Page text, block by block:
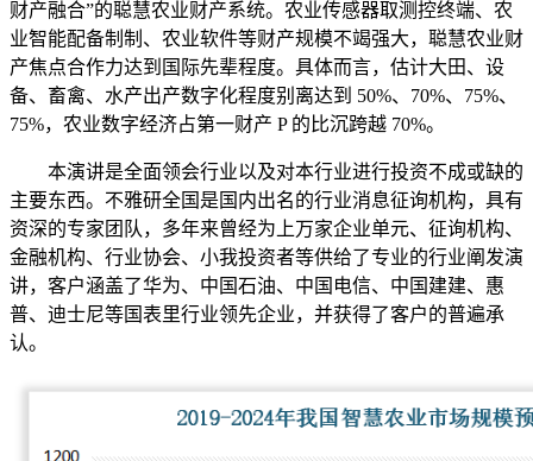
财产融合”的聪慧农业财产系统。农业传感器取测控终端、农
业智能配备制制、农业软件等财产规模不竭强大，聪慧农业财
产焦点合作力达到国际先辈程度。具体而言，估计大田、设
备、畜禽、水产出产数字化程度别离达到 50%、70%、75%、
75%，农业数字经济占第一财产 P 的比沉跨越 70%。
本演讲是全面领会行业以及对本行业进行投资不成或缺的
主要东西。不雅研全国是国内出名的行业消息征询机构，具有
资深的专家团队，多年来曾经为上万家企业单元、征询机构、
金融机构、行业协会、小我投资者等供给了专业的行业阐发演
讲，客户涵盖了华为、中国石油、中国电信、中国建建、惠
普、迪士尼等国表里行业领先企业，并获得了客户的普遍承
认。